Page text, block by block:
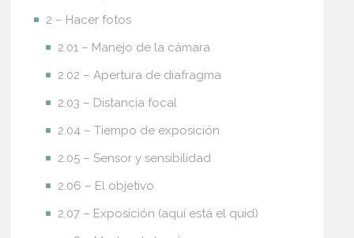
2 – Hacer fotos
2.01 – Manejo de la cámara
2.02 – Apertura de diafragma
2.03 – Distancia focal
2.04 – Tiempo de exposición
2.05 – Sensor y sensibilidad
2.06 – El objetivo
2.07 – Exposición (aquí está el quid)